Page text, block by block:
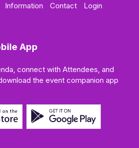
Information Contact Login
App
connect with Attendees, and
the event companion app